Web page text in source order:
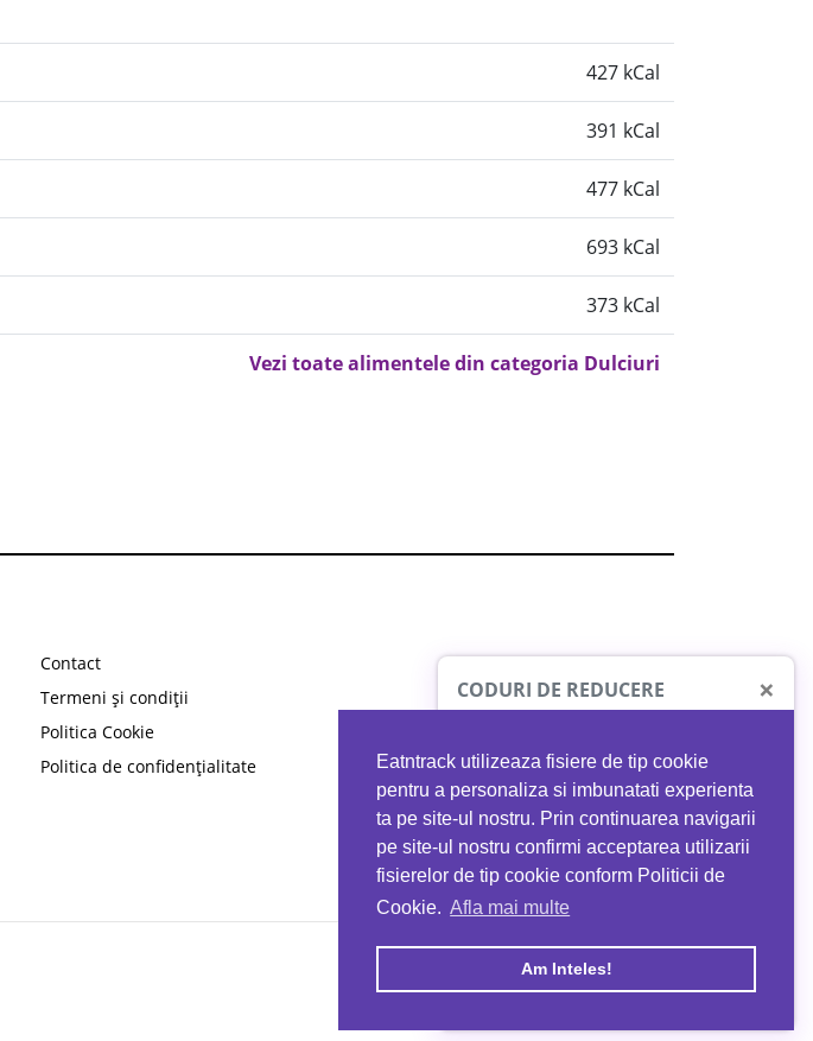
Eatntrack utilizeaza fisiere de tip cookie
pentru a personaliza si imbunatati experienta
ta pe site-ul nostru. Prin continuarea navigarii
pe site-ul nostru confirmi acceptarea utilizarii
fisierelor de tip cookie conform Politicii de
Cookie. Afla mai multe
Am Inteles!
427 kCal
391 kCal
477 kCal
693 kCal
373 kCal
Vezi toate alimentele din categoria Dulciuri
Contact
Termeni și condiții
Politica Cookie
Politica de confidențialitate
CODURI DE REDUCERE ×
PROTO41
reducere la orice comandă
EATNTRACK
MYPROTEIN
Ai40%reducere la orice comandă
folosind codul EATTRACK